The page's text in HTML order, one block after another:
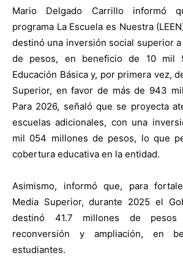
Mario Delgado Carrillo informó
programa La Escuela es Nuestra
destinó una inversión social superior
de pesos, en beneficio de 10 mil
Educación Básica y, por primera vez,
Superior, en favor de más de 943
Para 2026, señaló que se proyecta
escuelas adicionales, con una
mil 054 millones de pesos, lo que
cobertura educativa en la entidad.
Asimismo, informó que, para
Media Superior, durante 2025 el
destinó 41.7 millones de
reconversión y ampliación, en
estudiantes.